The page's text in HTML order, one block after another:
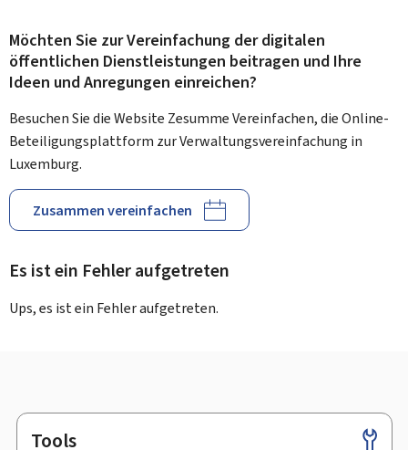
Möchten Sie zur Vereinfachung der digitalen
öffentlichen Dienstleistungen beitragen und Ihre
Ideen und Anregungen einreichen?
Besuchen Sie die Website Zesumme Vereinfachen, die Online-
Beteiligungsplattform zur Verwaltungsvereinfachung in
Luxemburg.
Zusammen vereinfachen
Es ist ein Fehler aufgetreten
Ups, es ist ein Fehler aufgetreten.
Tools